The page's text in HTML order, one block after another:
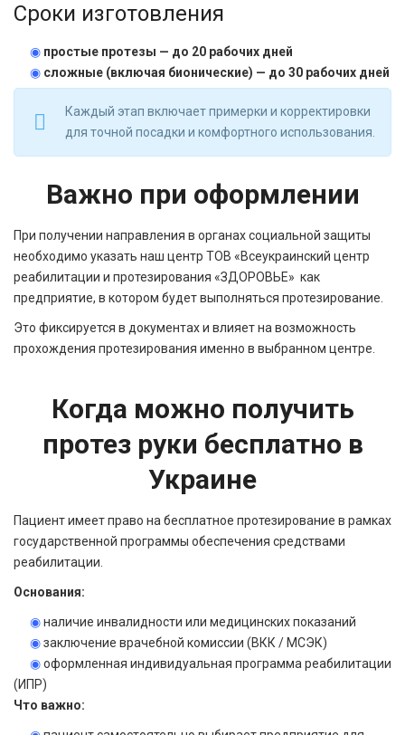
Сроки изготовления
◉ простые протезы — до 20 рабочих дней
◉ сложные (включая бионические) — до 30 рабочих дней
Каждый этап включает примерки и корректировки
для точной посадки и комфортного использования.
Важно при оформлении
При получении направления в органах социальной защиты
необходимо указать наш центр ТОВ «Всеукраинский центр
реабилитации и протезирования «ЗДОРОВЬЕ» как
предприятие, в котором будет выполняться протезирование.
Это фиксируется в документах и влияет на возможность
прохождения протезирования именно в выбранном центре.
Когда можно получить
протез руки бесплатно в
Украине
Пациент имеет право на бесплатное протезирование в рамках
государственной программы обеспечения средствами
реабилитации.
Основания:
◉наличие инвалидности или медицинских показаний
◉заключение врачебной комиссии (ВКК / МСЭК)
◉оформленная индивидуальная программа реабилитации
(ИПР)
Что важно: